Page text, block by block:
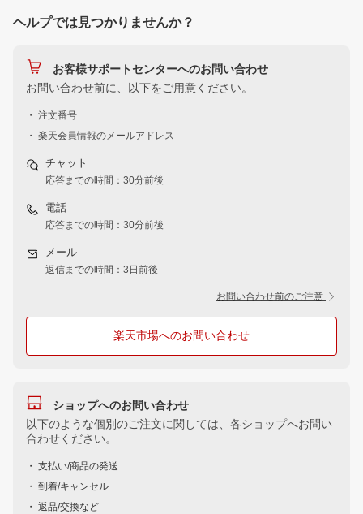
ヘルプでは見つかりませんか？
お客様サポートセンターへのお問い合わせ
お問い合わせ前に、以下をご用意ください。
・ 注文番号
・ 楽天会員情報のメールアドレス
チャット
応答までの時間：30分前後
電話
応答までの時間：30分前後
メール
返信までの時間：3日前後
お問い合わせ前のご注意
楽天市場へのお問い合わせ
ショップへのお問い合わせ
以下のような個別のご注文に関しては、各ショップへお問い
合わせください。
・ 支払い/商品の発送
・ 到着/キャンセル
・ 返品/交換など